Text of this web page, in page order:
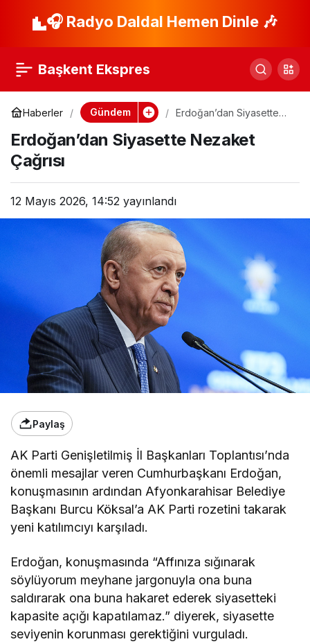
🎧 Radyo Daldal Hemen Dinle 🎶
Başkent Ekspres
Haberler Gündem
Erdoğan’dan Siyasette
Erdoğan’dan Siyasette Nezaket
Çağrısı
12 Mayıs 2026, 14:52 yayınlandı
Paylaş
AK Parti Genişletilmiş İl Başkanları Toplantısı’nda
önemli mesajlar veren Cumhurbaşkanı Erdoğan,
konuşmasının ardından Afyonkarahisar Belediye
Başkanı Burcu Köksal’a AK Parti rozetini takarak
yeni katılımcıyı karşıladı.
Erdoğan, konuşmasında “Affınıza sığınarak
söylüyorum meyhane jargonuyla ona buna
saldırarak ona buna hakaret ederek siyasetteki
kapasite açığı kapatılamaz.” diyerek, siyasette
seviyenin korunması gerektiğini vurguladı.
Manavgat’ta
Karar Günü!
Paylaş